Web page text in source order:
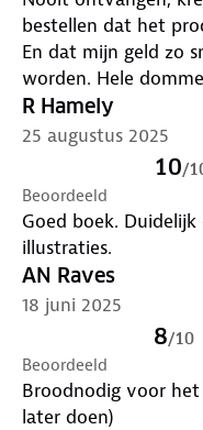
bestellen dat het
En dat mijn geld zo
worden. Hele
dus vraagt of het
automatisering ..
R Hamely
25 augustus 2025
10/
Beoordeeld
Goed boek.
illustraties.
AN Raves
18 juni 2025
8/10
Beoordeeld
Broodnodig voor het
later doen)